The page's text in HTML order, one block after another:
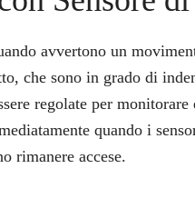
avvertono un
che sono in grado di
regolate per
quando i
rimanere accese.